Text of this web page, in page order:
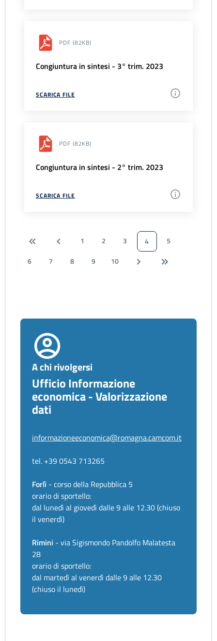
PDF (82KB)
Congiuntura in sintesi - 3° trim. 2023
SCARICA FILE
PDF (82KB)
Congiuntura in sintesi - 2° trim. 2023
SCARICA FILE
1 2 3 4
5
6
7 8 9 10
A chi rivolgersi
Ufficio Informazione
economica - Valorizzazione
dati
informazioneeconomica@romagna.camcom.it
tel. +39 0543 713265
Forlì - corso della Repubblica 5
orario di sportello:
dal lunedì al giovedì dalle 9 alle 12.30 (chiuso
il venerdì)
Rimini - via Sigismondo Pandolfo Malatesta
28
orario di sportello:
dal martedì al venerdì dalle 9 alle 12.30
(chiuso il lunedì)